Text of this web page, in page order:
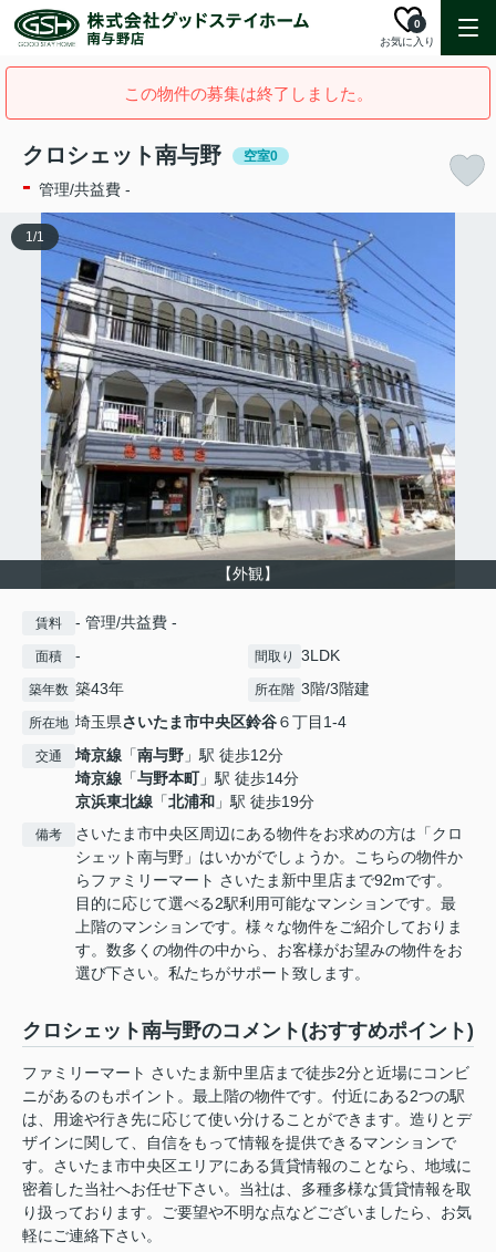
お気に入り
0
この物件の募集は終了しました。
クロシェット南与野 空室0
- 管理/共益費 -
【外観】
1/1
賃料 - 管理/共益費 -
面積 - 間取り 3LDK
築年数 築43年 所在階 3階/3階建
所在地 埼玉県さいたま市中央区鈴谷６丁目1-4
交通 埼京線 「南与野 」駅 徒歩12分
埼京線 「与野本町」駅 徒歩14分
京浜東北線 「北浦和 」駅 徒歩19分
備考
さいたま市中央区周辺にある物件をお求めの方は「クロ
シェット南与野」はいかがでしょうか。こちらの物件か
らファミリーマート さいたま新中里店まで92mです。
目的に応じて選べる2駅利用可能なマンションです。最
上階のマンションです。様々な物件をご紹介しておりま
す。数多くの物件の中から、お客様がお望みの物件をお
選び下さい。私たちがサポート致します。
クロシェット南与野のコメント(おすすめポイント)
ファミリーマート さいたま新中里店まで徒歩2分と近場にコンビ
ニがあるのもポイント。最上階の物件です。付近にある2つの駅
は、用途や行き先に応じて使い分けることができます。造りとデ
ザインに関して、自信をもって情報を提供できるマンションで
す。さいたま市中央区エリアにある賃貸情報のことなら、地域に
密着した当社へお任せ下さい。当社は、多種多様な賃貸情報を取
り扱っております。ご要望や不明な点などございましたら、お気
軽にご連絡下さい。